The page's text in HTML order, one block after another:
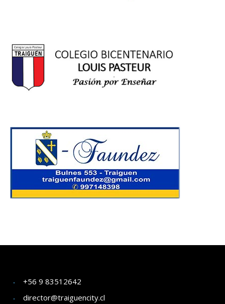
+56 9 83512642
director@traiguencity.cl